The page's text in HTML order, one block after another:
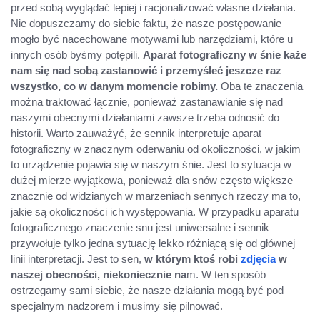
przed sobą wyglądać lepiej i racjonalizować własne działania.
Nie dopuszczamy do siebie faktu, że nasze postępowanie
mogło być nacechowane motywami lub narzędziami, które u
innych osób byśmy potępili. Aparat fotograficzny w śnie każe
nam się nad sobą zastanowić i przemyśleć jeszcze raz
wszystko, co w danym momencie robimy. Oba te znaczenia
można traktować łącznie, ponieważ zastanawianie się nad
naszymi obecnymi działaniami zawsze trzeba odnosić do
historii. Warto zauważyć, że sennik interpretuje aparat
fotograficzny w znacznym oderwaniu od okoliczności, w jakim
to urządzenie pojawia się w naszym śnie. Jest to sytuacja w
dużej mierze wyjątkowa, ponieważ dla snów często większe
znacznie od widzianych w marzeniach sennych rzeczy ma to,
jakie są okoliczności ich występowania. W przypadku aparatu
fotograficznego znaczenie snu jest uniwersalne i sennik
przywołuje tylko jedna sytuację lekko różniącą się od głównej
linii interpretacji. Jest to sen, w którym ktoś robi zdjęciaw
naszej obecności, niekoniecznie nam. W ten sposób
ostrzegamy sami siebie, że nasze działania mogą być pod
specjalnym nadzorem i musimy się pilnować.